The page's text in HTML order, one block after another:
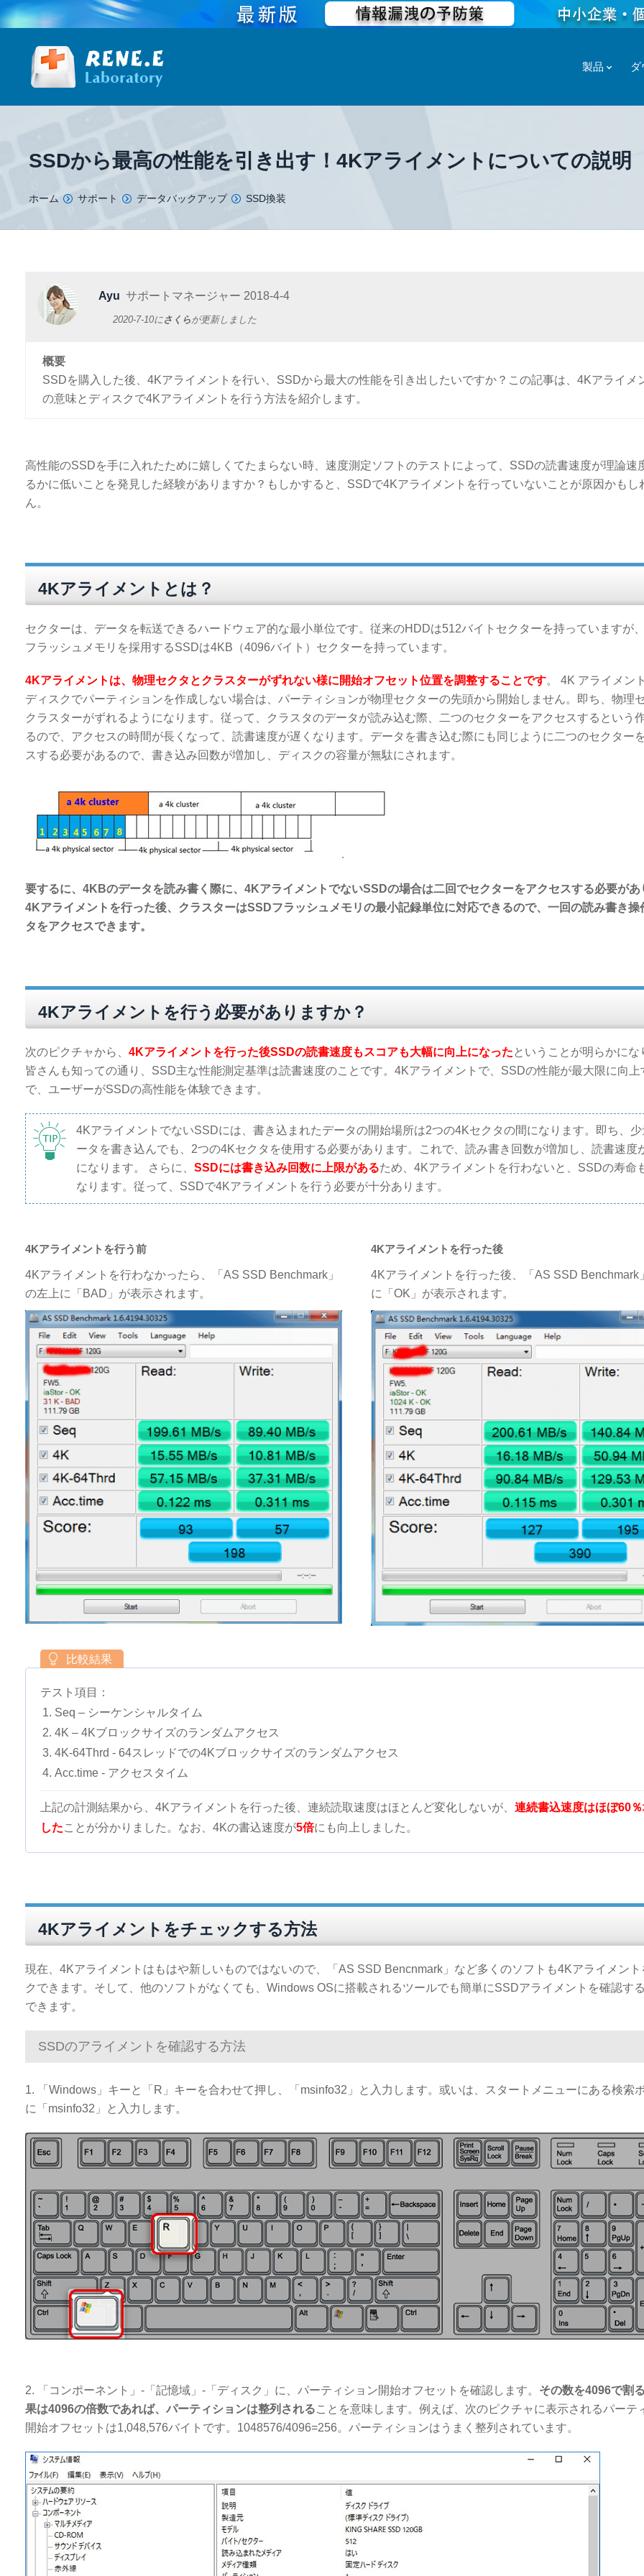
製品
SSDから最高の性能を引き出す！4Kアライメントについての説明
You are here:
ホーム サポート データバックアップ SSD換装
Ayu サポートマネージャー 2018-4-4
2020-7-10にさくら が更新しました
概要
SSDを購入した後、4Kアライメントを行い、SSDから最大の性能を引き出したいですか？この記事は、4Kアライメ
の意味とディスクで4Kアライメントを行う方法を紹介します。
高性能のSSDを手に入れたために嬉しくてたまらない時、速度測定ソフトのテストによって、SSDの読書速度が理論速
るかに低いことを発見した経験がありますか？もしかすると、SSDで4Kアライメントを行っていないことが原因かもし
ん。
4Kアライメントとは？
セクターは、データを転送できるハードウェア的な最小単位です。従来のHDDは512バイトセクターを持っていますが
フラッシュメモリを採用するSSDは4KB（4096バイト）セクターを持っています。
4Kアライメントは、物理セクタとクラスターがずれない様に開始オフセット位置を調整することです。 4K アライメン
ディスクでパーティションを作成しない場合は、パーティションが物理セクターの先頭から開始しません。即ち、物理
クラスターがずれるようになります。従って、クラスタのデータが読み込む際、二つのセクターをアクセスするという
るので、アクセスの時間が長くなって、読書速度が遅くなります。データを書き込む際にも同じように二つのセクター
スする必要があるので、書き込み回数が増加し、ディスクの容量が無駄にされます。
要するに、4KBのデータを読み書く際に、4KアライメントでないSSDの場合は二回でセクターをアクセスする必要があ
4Kアライメントを行った後、クラスターはSSDフラッシュメモリの最小記録単位に対応できるので、一回の読み書き操
タをアクセスできます。
4Kアライメントを行う必要がありますか？
次のピクチャから、 4Kアライメントを行った後SSDの読書速度もスコアも大幅に向上になった ということが明らかにな
皆さんも知っての通り、SSD主な性能測定基準は読書速度のことです。4Kアライメントで、SSDの性能が最大限に向上
で、ユーザーがSSDの高性能を体験できます。
4KアライメントでないSSDには、書き込まれたデータの開始場所は2つの4Kセクタの間になります。即ち、
ータを書き込んでも、2つの4Kセクタを使用する必要があります。これで、読み書き回数が増加し、読書速度
になります。 さらに、 SSDには書き込み回数に上限があるため、4Kアライメントを行わないと、SSDの寿命
なります。従って、SSDで4Kアライメントを行う必要が十分あります。
4Kアライメントを行う前
4Kアライメントを行わなかったら、「AS SSD Benchmark」
の左上に「BAD」が表示されます。
4Kアライメントを行った後
4Kアライメントを行った後、「AS SSD Benchmark
に「OK」が表示されます。
テスト項目：
Seq – シーケンシャルタイム
4K – 4Kブロックサイズのランダムアクセス
4K-64Thrd - 64スレッドでの4Kブロックサイズのランダムアクセス
Acc.time - アクセスタイム
上記の計測結果から、4Kアライメントを行った後、連続読取速度はほとんど変化しないが、 連続書込速度はほぼ60
したことが分かりました。なお、4Kの書込速度が5倍にも向上しました。
4Kアライメントをチェックする方法
現在、4Kアライメントはもはや新しいものではないので、「AS SSD Bencnmark」など多くのソフトも4Kアライメント
クできます。そして、他のソフトがなくても、Windows OSに搭載されるツールでも簡単にSSDアライメントを確認す
できます。
SSDのアライメントを確認する方法
1. 「Windows」キーと「R」キーを合わせて押し、「msinfo32」と入力します。或いは、スタートメニューにある検索
に「msinfo32」と入力します。
2. 「コンポーネント」-「記憶域」-「ディスク」に、パーティション開始オフセットを確認します。 その数を4096で割
果は4096の倍数であれば、パーティションは整列されることを意味します。例えば、次のピクチャに表示されるパーテ
開始オフセットは1,048,576バイトです。1048576/4096=256。パーティションはうまく整列されています。